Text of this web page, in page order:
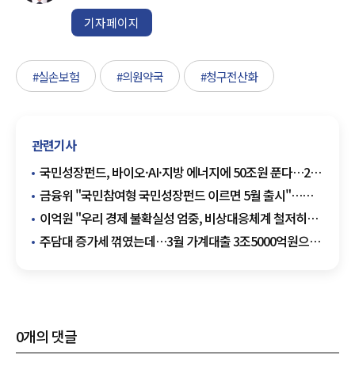
기자페이지
#실손보험 #의원약국 #청구전산화
관련기사
국민성장펀드, 바이오·AI·지방 에너지에 50조원 푼다…2차
메가프로젝트도 공개
금융위 "국민참여형 국민성장펀드 이르면 5월 출시"…
투자대상·자펀드 선정기준 마련
이억원 "우리 경제 불확실성 엄중, 비상대응체계 철저히
유지해야"
주담대 증가세 꺾였는데…3월 가계대출 3조5000억원으로
0개의 댓글